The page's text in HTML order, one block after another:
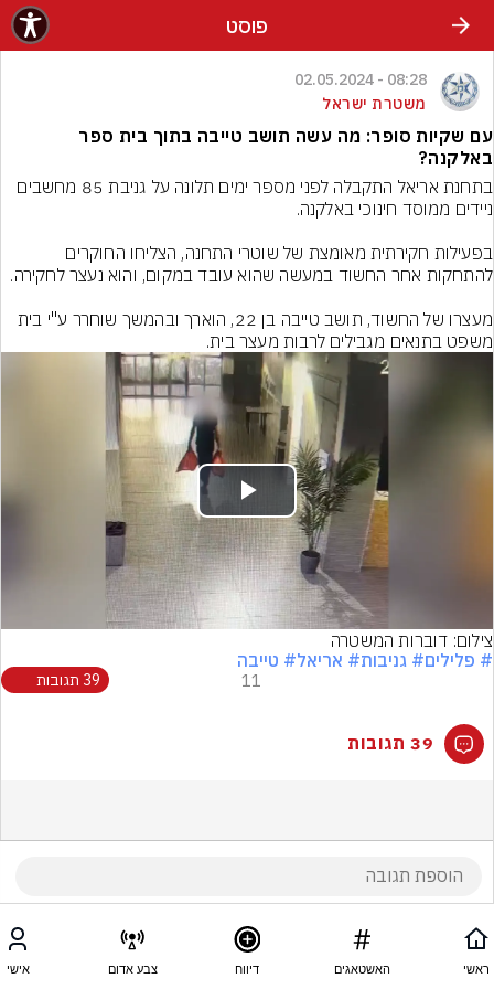
פוסט
08:28 - 02.05.2024
משטרת ישראל
עם שקיות סופר: מה עשה תושב טייבה בתוך בית ספר
באלקנה?
משפט בתנאים מגבילים לרבות מעצר בית.
Play
Video
צילום: דוברות המשטרה
# פלילים# גניבות# אריאל# טייבה
11 39 תגובות
39 תגובות
ראשי האשטאגים דיווח צבע אדום אישי